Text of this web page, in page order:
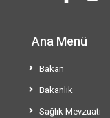
Ana Menü
Bakan
Bakanlık
Sağlık Mevzuatı